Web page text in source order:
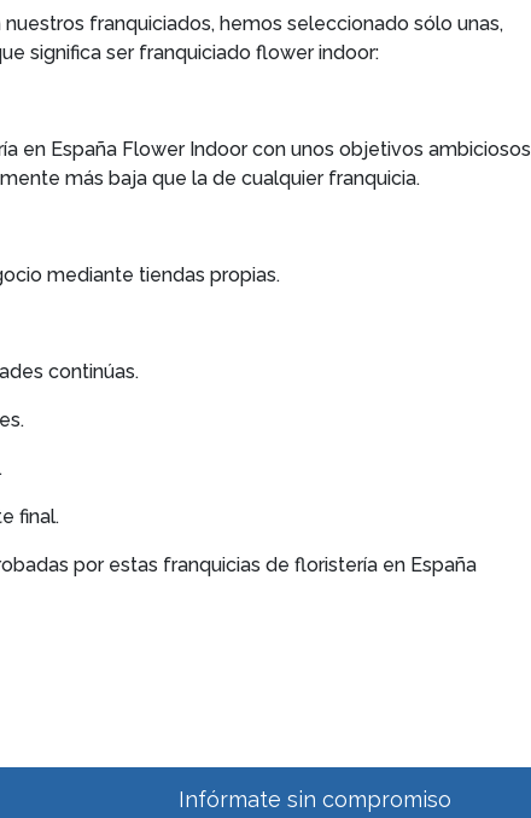
franquiciados, hemos seleccionado sólo unas,
significa ser franquiciado flower indoor:
en España Flower Indoor con unos objetivos ambiciosos
más baja que la de cualquier franquicia.
mediante tiendas propias.
continúas.
final.
por estas franquicias de floristería en España
Infórmate sin compromiso